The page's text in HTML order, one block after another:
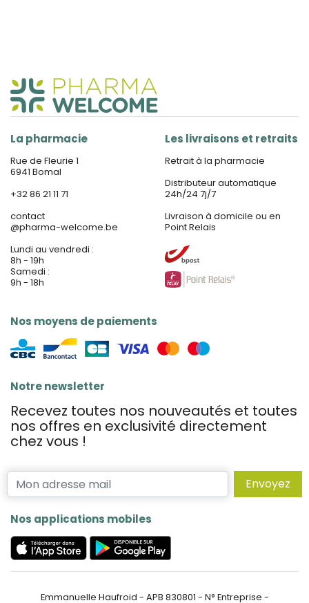
La pharmacie
Rue de Fleurie 1
6941 Bomal
+32 86 21 11 71
contact
@pharma-welcome.be
Lundi au vendredi :
8h - 19h
Samedi :
9h - 18h
Nos moyens de paiements
Les livraisons et retraits
Retrait à la pharmacie
Distributeur automatique
24h/24 7j/7
Livraison à domicile ou en
Point Relais
Notre newsletter
Recevez toutes nos nouveautés et toutes
nos offres en exclusivité directement
chez vous !
Envoyez
Nos applications mobiles
Emmanuelle Haufroid - APB 830801 - N° Entreprise -